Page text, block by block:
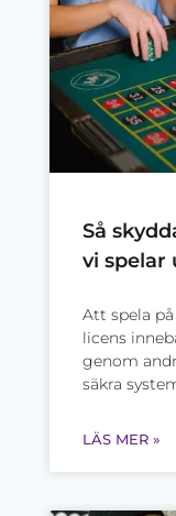
Så
vi spelar
Att spela
licens
genom
säkra
LÄS MER »